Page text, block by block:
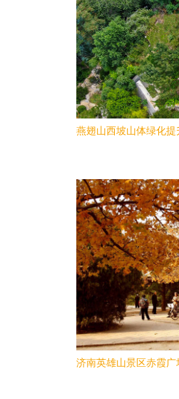
燕翅山西坡山体绿化提
济南英雄山景区赤霞广